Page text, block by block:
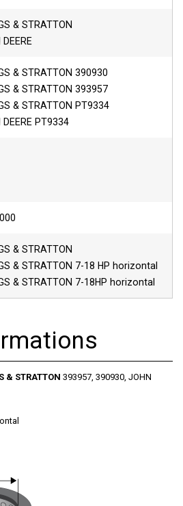
& STRATTON
& STRATTON 390930
& STRATTON 393957
& STRATTON PT9334
DEERE PT9334
& STRATTON
& STRATTON 7-18 HP horizontal
& STRATTON 7-18HP horizontal
& STRATTON 393957, 390930, JOHN